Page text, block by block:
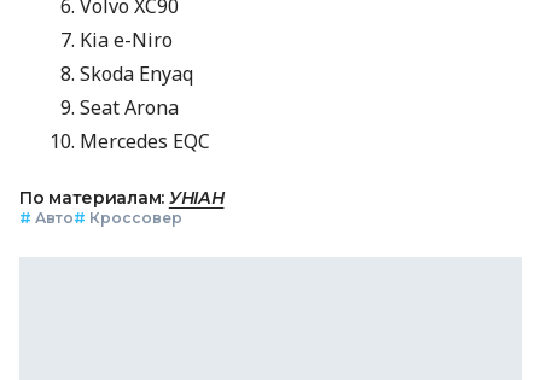
Volvo XC90
Kia e-Niro
Skoda Enyaq
Seat Arona
Mercedes EQC
По материалам: УНІАН
# Авто# Кроссовер